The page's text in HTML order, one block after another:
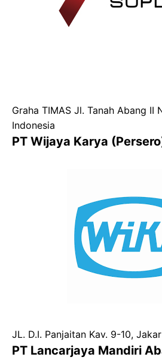
Graha TIMAS Jl. Tanah Abang II
Indonesia
PT Wijaya Karya
JL. D.I. Panjaitan Kav. 9-10,
PT Lancarjaya Mandiri